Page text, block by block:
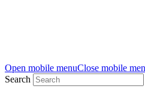
Open mobile menuClose mobile
Search